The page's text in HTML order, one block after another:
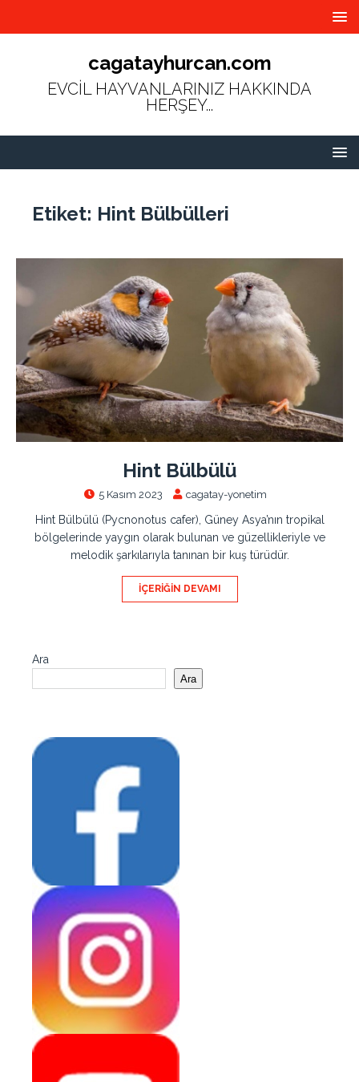
cagatayhurcan.com
EVCİL HAYVANLARINIZ HAKKINDA
HERŞEY...
Etiket: Hint Bülbülleri
Hint Bülbülü
5 Kasım 2023 cagatay-yonetim
Hint Bülbülü (Pycnonotus cafer), Güney Asya’nın tropikal
bölgelerinde yaygın olarak bulunan ve güzellikleriyle ve
melodik şarkılarıyla tanınan bir kuş türüdür.
İÇERIĞIN DEVAMI
Ara
Ara